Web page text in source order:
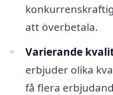
att överbetala.
Varierande
erbjuder olika
få flera